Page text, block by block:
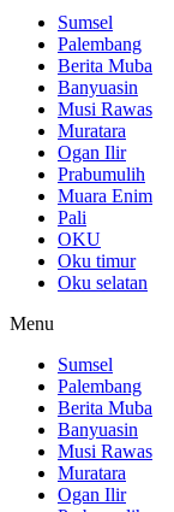
Sumsel
Palembang
Berita Muba
Banyuasin
Musi Rawas
Muratara
Ogan Ilir
Prabumulih
Muara Enim
Pali
OKU
Oku timur
Oku selatan
Menu
Sumsel
Palembang
Berita Muba
Banyuasin
Musi Rawas
Muratara
Ogan Ilir